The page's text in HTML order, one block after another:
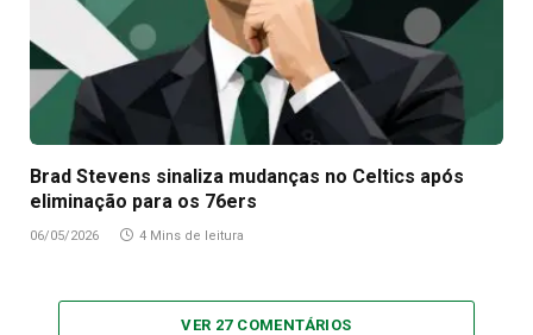
Brad Stevens sinaliza mudanças no Celtics após
eliminação para os 76ers
06/05/2026 4 Mins de leitura
VER 27 COMENTÁRIOS